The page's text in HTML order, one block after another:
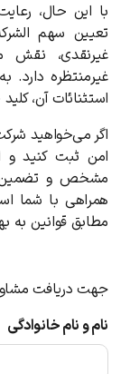
با این حال،
تعیین سهم
غیرنقدی، نقش
غیرمنتظره
استثنائات آن،
اگر می‌خواهید
امن ثبت کنید و
مشخص و تضمین
همراهی با شما
مطابق قوانین به
جهت دریافت
نام و نام خانوادگی